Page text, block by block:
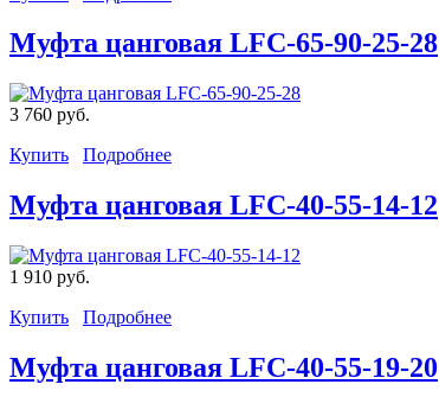
Муфта цанговая LFC-65-90-25-28
3 760 руб.
Купить
Подробнее
Муфта цанговая LFC-40-55-14-12
1 910 руб.
Купить
Подробнее
Муфта цанговая LFC-40-55-19-20